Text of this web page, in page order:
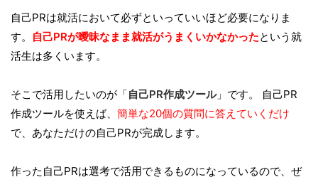
自己PRは就活において必ずといっていいほど必要になりま
す。
自己PRが曖昧なまま就活がうまくいかなかったという就
活生は多くいます。
そこで活用したいのが「自己PR作成ツール」です。 自己PR
作成ツールを使えば、 簡単な20個の質問に答えていくだけ
で、あなただけの自己PRが完成します。
作った自己PRは選考で活用できるものになっているので、ぜ